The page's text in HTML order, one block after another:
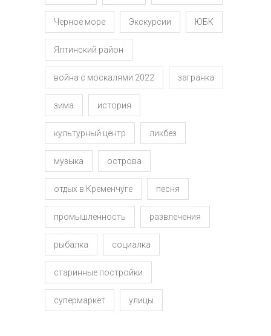
Черное море Экскурсии ЮБК
Ялтинский район
война с москалями 2022 загранка
зима история
культурный центр ликбез
музыка острова
отдых в Кременчуге песня
промышленность развлечения
рыбалка социалка
старинные постройки
супермаркет улицы